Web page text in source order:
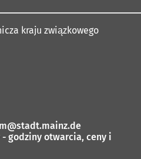
kraju związkowego
stadt.mainz de
godziny otwarcia, ceny i